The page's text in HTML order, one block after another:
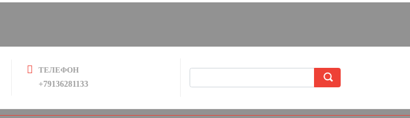
ТЕЛЕФОН
+79136281133